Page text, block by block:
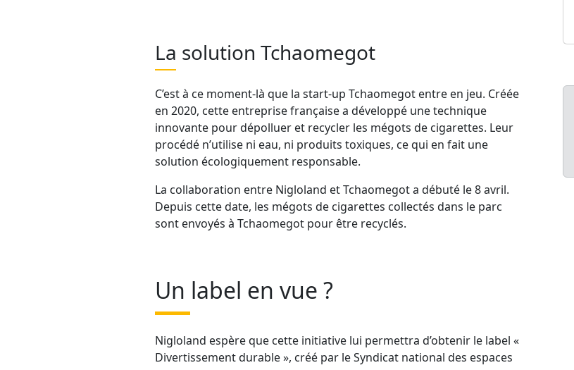
La solution Tchaomegot
C’est à ce moment-là que la start-up Tchaomegot entre en jeu. Créée
en 2020, cette entreprise française a développé une technique
innovante pour dépolluer et recycler les mégots de cigarettes. Leur
procédé n’utilise ni eau, ni produits toxiques, ce qui en fait une
solution écologiquement responsable.
La collaboration entre Nigloland et Tchaomegot a débuté le 8 avril.
Depuis cette date, les mégots de cigarettes collectés dans le parc
sont envoyés à Tchaomegot pour être recyclés.
Un label en vue ?
Nigloland espère que cette initiative lui permettra d’obtenir le label «
Divertissement durable », créé par le Syndicat national des espaces